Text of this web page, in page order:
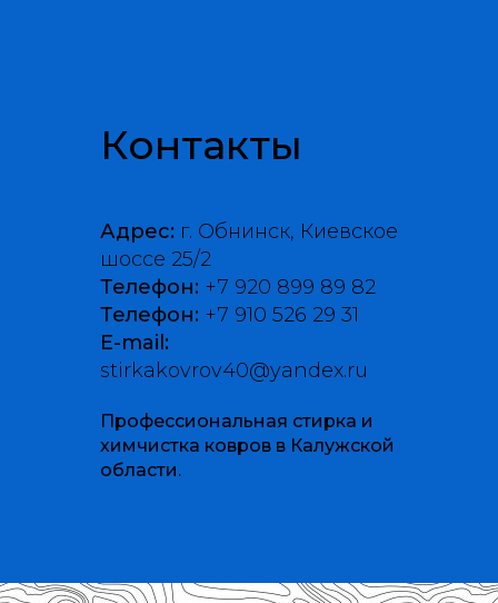
Контакты
Адрес: г. Обнинск, Киевское
шоссе 25/2
Телефон: +7 920 899 89 82
Телефон: +7 910 526 29 31
E-mail:
stirkakovrov40@yandex.ru
Профессиональная стирка и
химчистка ковров в Калужской
области.